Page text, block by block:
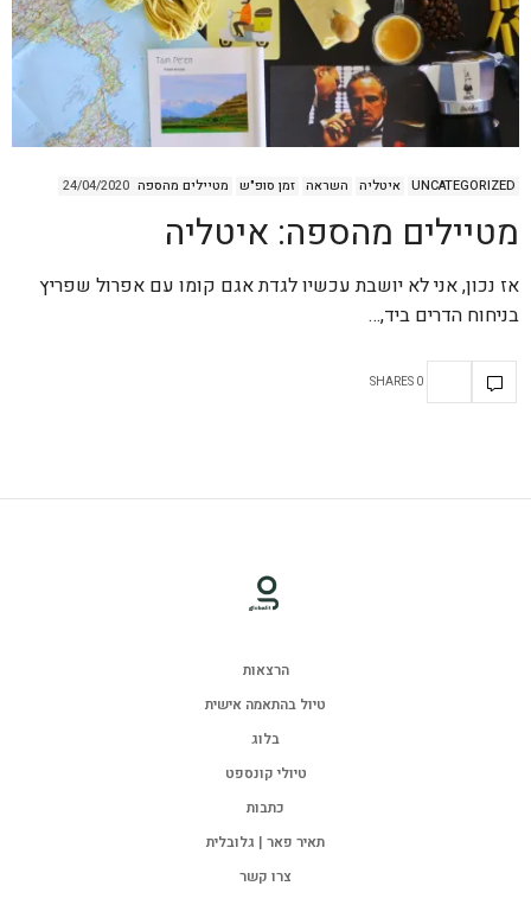
UNCATEGORIZED איטליה השראה זמן סופ"ש מטיילים מהספה 24/04/2020
מטיילים מהספה: איטליה
אז נכון, אני לא יושבת עכשיו לגדת אגם קומו עם אפרול שפריץ
בניחוח הדרים ביד,…
0 SHARES
הרצאות
טיול בהתאמה אישית
בלוג
טיולי קונספט
כתבות
תאיר פאר | גלובלית
צרו קשר